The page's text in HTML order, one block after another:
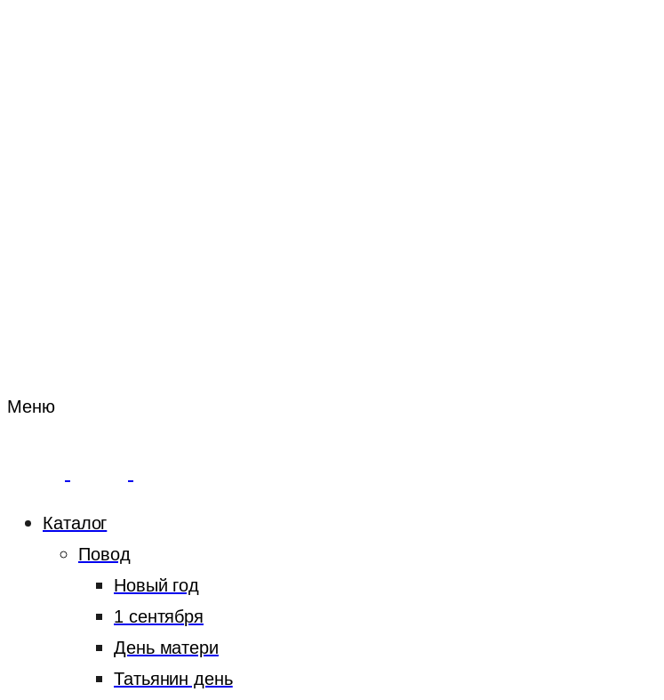
Меню
Каталог
Повод
Новый год
1 сентября
День матери
Татьянин день